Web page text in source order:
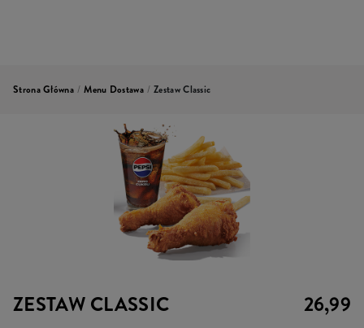
Strona Główna / Menu Dostawa / Zestaw Classic
ZESTAW CLASSIC 26,99